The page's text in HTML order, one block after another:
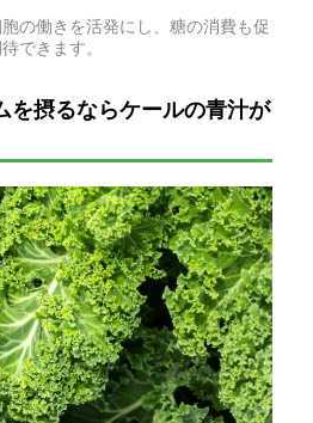
の働きを活発にし、糖の消費も促
できます。
を摂るならケールの青汁が